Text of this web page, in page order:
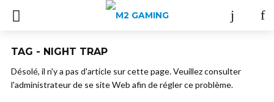
TAG - NIGHT TRAP
Désolé, il n'y a pas d'article sur cette page. Veuillez consulter
l'administrateur de se site Web afin de régler ce problème.